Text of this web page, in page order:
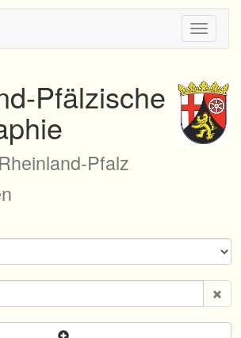
ein/
Pfälzische
Pfalz